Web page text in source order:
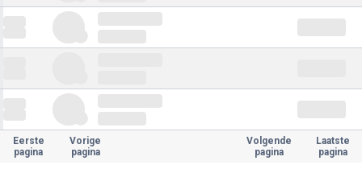
Eerste
pagina
Vorige
pagina
Volgende
pagina
Laatste
pagina